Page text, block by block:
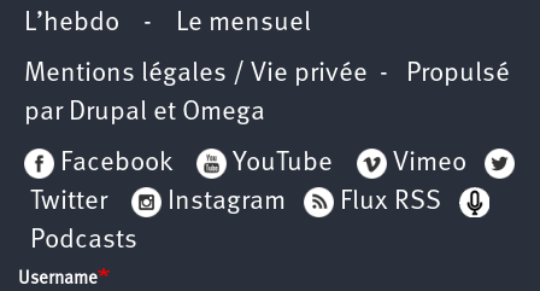
L’hebdo - Le mensuel
Mentions légales / Vie privée - Propulsé
par Drupal et Omega
Facebook
YouTube
Vimeo
Twitter
Instagram
Flux RSS
Podcasts
Username